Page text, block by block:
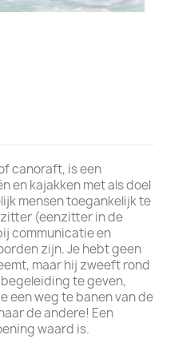
canoraft, is een
en kajakken met als doel
mensen toegankelijk te
(eenzitter in de
communicatie en
zijn. Je hebt geen
maar hij zweeft rond
te geven,
een weg te banen van de
de andere! Een
waard is.